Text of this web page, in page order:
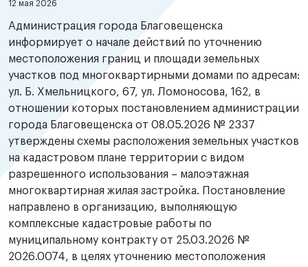
12 мая 2026
Администрация города Благовещенска
информирует о начале действий по уточнению
местоположения границ и площади земельных
участков под многоквартирными домами по адресам:
ул. Б. Хмельницкого, 67, ул. Ломоносова, 162, в
отношении которых постановлением администрации
города Благовещенска от 08.05.2026 № 2337
утверждены схемы расположения земельных участков
на кадастровом плане территории с видом
разрешенного использования – малоэтажная
многоквартирная жилая застройка. Постановление
направлено в организацию, выполняющую
комплексные кадастровые работы по
муниципальному контракту от 25.03.2026 №
2026.0074, в целях уточнению местоположения